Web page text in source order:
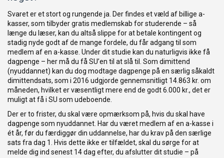
Svaret er et stort og rungende ja. Der findes et væld af billige a-
kasser, som tilbyder gratis medlemskab for studerende – så
længe du læser, kan du altså slippe for at betale kontingent og
stadig nyde godt af de mange fordele, du får adgang til som
medlem af en a-kasse. Under dit studie kan du naturligvis ikke få
dagpenge – her må du få SU’en til at slå til. Som dimittend
(nyuddannet) kan du dog modtage dagpenge på en særlig såkaldt
dimittendsats, som i 2016 udgjorde gennemsnitligt 14.863 kr. om
måneden, hvilket er væsentligt mere end de godt 6.000 kr., det er
muligt at få i SU som udeboende.
Der er to frister, du skal være opmærksom på, hvis du skal have
dagpenge som nyuddannet. Har du været medlem af en a-kasse i
ét år, før du færdiggør din uddannelse, har du krav på den særlige
sats fra dag 1. Hvis dette ikke er tilfældet, skal du sørge for at
melde dig ind senest 14 dag efter, du afslutter dit studie – på